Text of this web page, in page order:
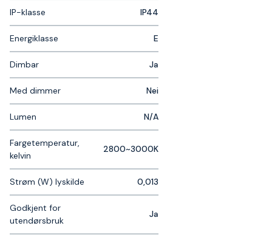
IP-klasse IP44
Energiklasse E
Dimbar Ja
Med dimmer Nei
Lumen N/A
Fargetemperatur,
kelvin
2800~3000K
Strøm (W) lyskilde 0,013
Godkjent for
utendørsbruk
Ja